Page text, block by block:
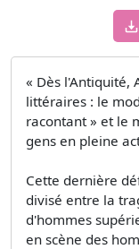
« Dès l'Antiquité,
littéraires : le
racontant » et le
gens en pleine
Cette dernière
divisé entre la
d'hommes
en scène des